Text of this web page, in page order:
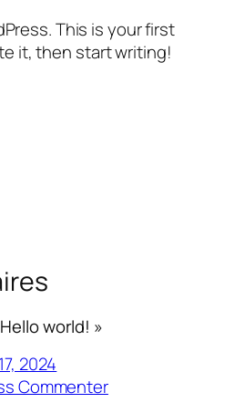
This is your first
it, then start writing!
world! »
2024
Commenter